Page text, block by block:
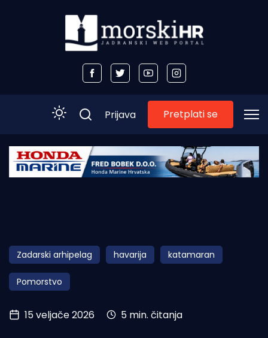
Početna
Obala
Otoci
Turizam i nautika
Pomorstvo
Prijava Pretplati se
Zadarski arhipelag havarija katamaran
Pomorstvo
15 veljače 2026 5 min. čitanja